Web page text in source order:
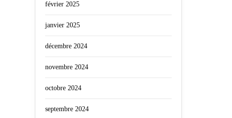
février 2025
janvier 2025
décembre 2024
novembre 2024
octobre 2024
septembre 2024